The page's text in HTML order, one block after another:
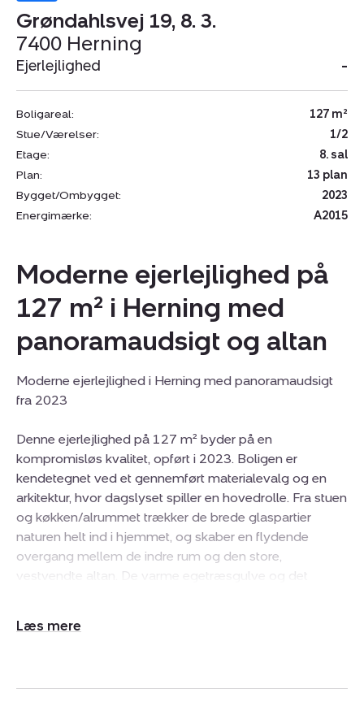
Grøndahlsvej 19, 8. 3.
7400 Herning
Ejerlejlighed -
Boligareal:
127 m²
Stue/Værelser:
1/2
Etage:
8. sal
Plan:
13 plan
Bygget/Ombygget:
2023
Energimærke:
A2015
Moderne ejerlejlighed på
127 m² i Herning med
panoramaudsigt og altan
Moderne ejerlejlighed i Herning med panoramaudsigt
fra 2023
Denne ejerlejlighed på 127 m² byder på en
kompromisløs kvalitet, opført i 2023. Boligen er
kendetegnet ved et gennemført materialevalg og en
arkitektur, hvor dagslyset spiller en hovedrolle. Fra stuen
og køkken/alrummet trækker de brede glaspartier
naturen helt ind i hjemmet, og skaber en flydende
overgang mellem de indre rum og den store,
vestvendte altan. De varme egetræsgulve og det
levemiljø, hvor hver kvadratmeter er gennemtænkt.
køkken/alrum og stue, der fungerer som boligens